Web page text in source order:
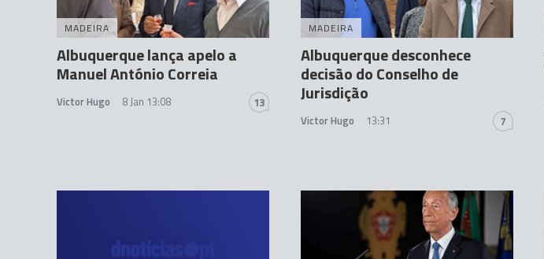
MADEIRA
Albuquerque lança apelo a
Manuel António Correia
Victor Hugo 8 Jan 13:08 13
MADEIRA
Albuquerque desconhece
decisão do Conselho de
Jurisdição
Victor Hugo 13:31 7